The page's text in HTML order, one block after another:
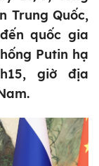
Trung Quốc,
quốc gia
Putin hạ
giờ địa